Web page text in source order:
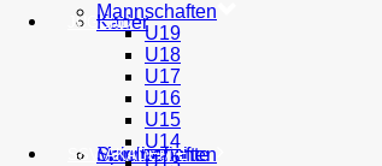
Kader
Spielberichte
JUGEND
Mannschaften
SSV AKADEMIE
Mannschaften
U19
U18
U17
U16
U15
U14